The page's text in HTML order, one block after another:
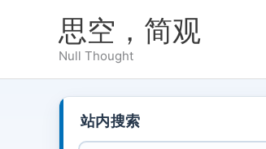
思空，简观
Null Thought
站内搜索